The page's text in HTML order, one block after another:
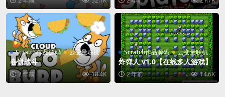
Scratch作品源码 云变量联机
卷饼战斗
2 年前 18.4K
Scratch作品源码 云变量联机
炸弹人 v1.0【在线多人游戏】
2 年前 14.6K